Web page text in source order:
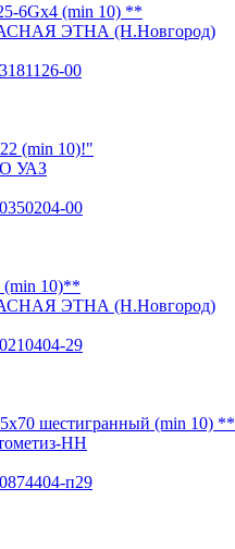
6Gх4 (min 10) **
ЭТНА (Н.Новгород)
00
(min 10)!"
УАЗ
00
(min 10)**
ЭТНА (Н.Новгород)
29
шестигранный (min 10) **
НН
п29